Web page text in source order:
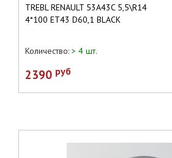
TREBL RENAULT 53A43C 5,5\R14
4*100 ET43 D60,1 BLACK
Количество: > 4 шт.
2390 руб